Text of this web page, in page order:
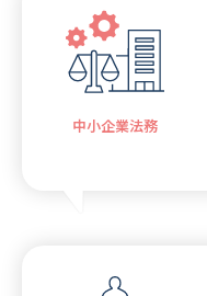
中小企業法務